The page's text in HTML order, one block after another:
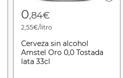
0,84€
2,55€/litro
Cerveza sin alcohol
Amstel Oro 0,0 Tostada
lata 33cl